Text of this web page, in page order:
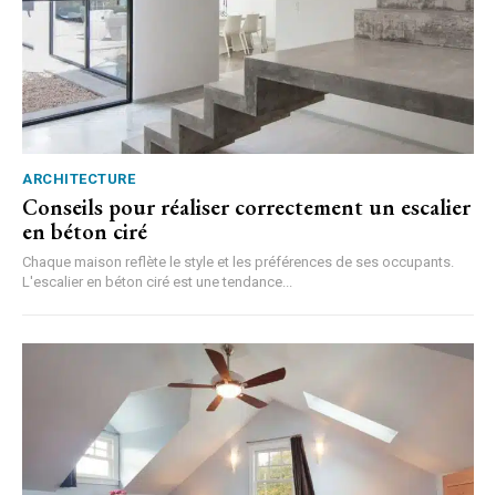
ARCHITECTURE
Conseils pour réaliser correctement un escalier
en béton ciré
Chaque maison reflète le style et les préférences de ses occupants.
L'escalier en béton ciré est une tendance...